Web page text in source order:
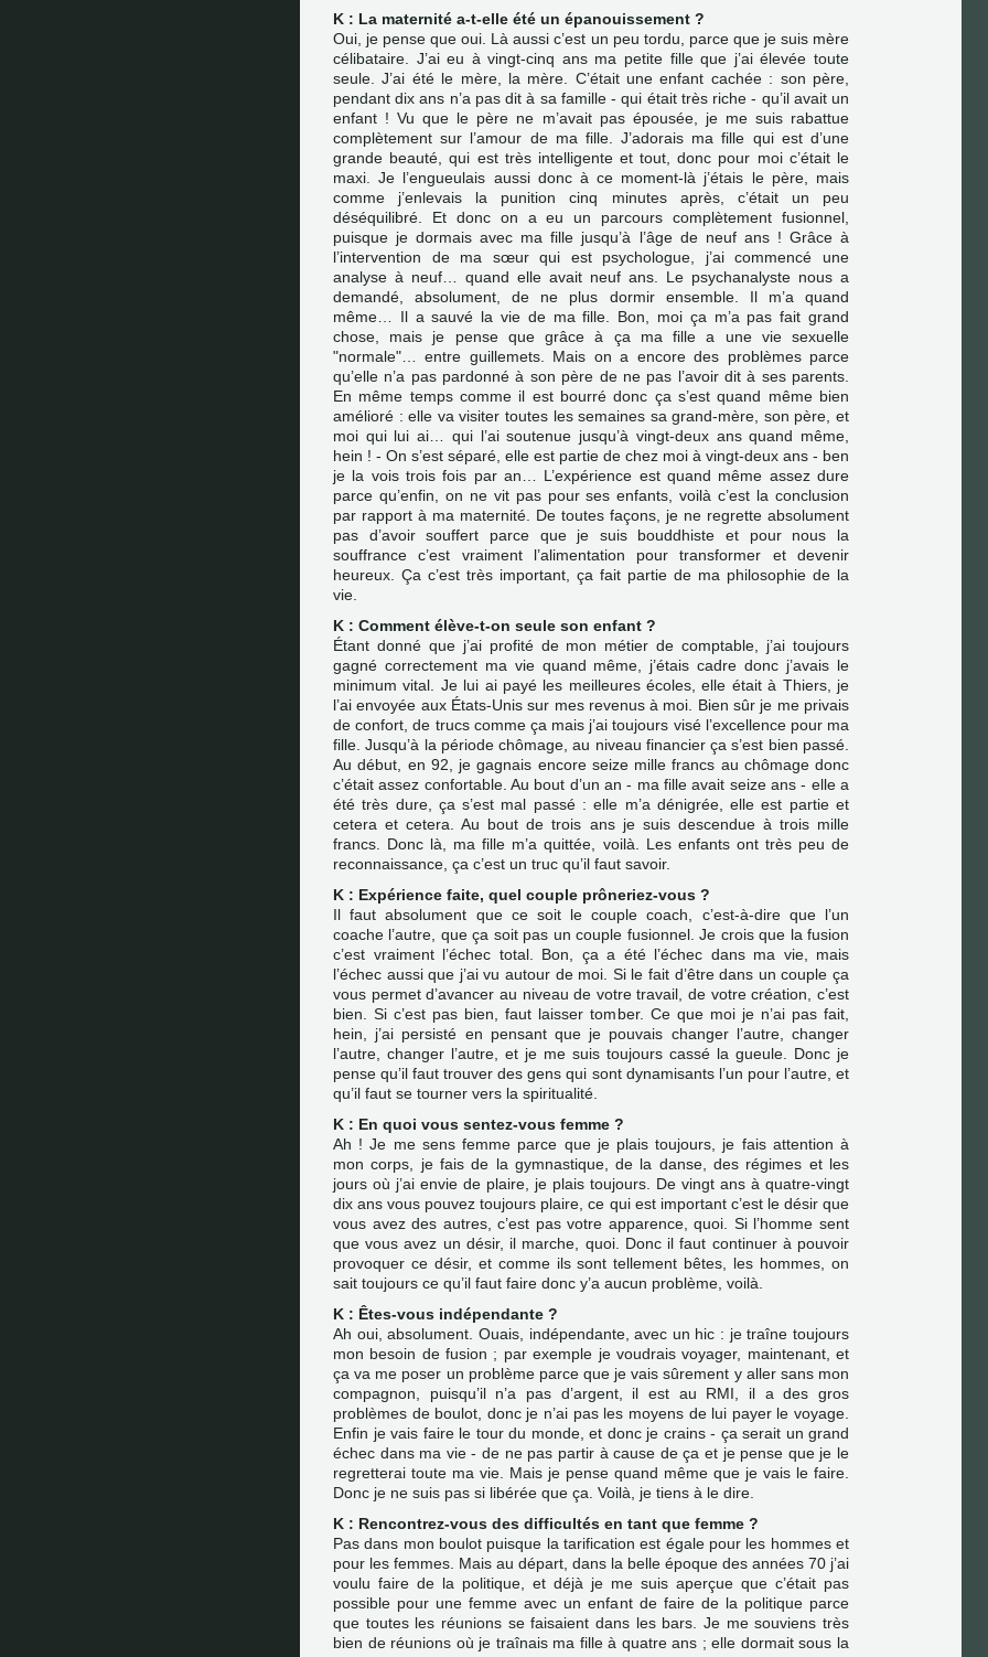
K : La maternité a-t-elle été un épanouissement ?
Oui, je pense que oui. Là aussi c’est un peu tordu, parce que je suis mère
célibataire. J’ai eu à vingt-cinq ans ma petite fille que j’ai élevée toute
seule. J’ai été le mère, la mère. C’était une enfant cachée : son père,
pendant dix ans n’a pas dit à sa famille - qui était très riche - qu’il avait un
enfant ! Vu que le père ne m’avait pas épousée, je me suis rabattue
complètement sur l’amour de ma fille. J’adorais ma fille qui est d’une
grande beauté, qui est très intelligente et tout, donc pour moi c’était le
maxi. Je l’engueulais aussi donc à ce moment-là j’étais le père, mais
comme j’enlevais la punition cinq minutes après, c’était un peu
déséquilibré. Et donc on a eu un parcours complètement fusionnel,
puisque je dormais avec ma fille jusqu’à l’âge de neuf ans ! Grâce à
l’intervention de ma sœur qui est psychologue, j’ai commencé une
analyse à neuf… quand elle avait neuf ans. Le psychanalyste nous a
demandé, absolument, de ne plus dormir ensemble. Il m’a quand
même… Il a sauvé la vie de ma fille. Bon, moi ça m’a pas fait grand
chose, mais je pense que grâce à ça ma fille a une vie sexuelle
"normale"… entre guillemets. Mais on a encore des problèmes parce
qu’elle n’a pas pardonné à son père de ne pas l’avoir dit à ses parents.
En même temps comme il est bourré donc ça s’est quand même bien
amélioré : elle va visiter toutes les semaines sa grand-mère, son père, et
moi qui lui ai… qui l’ai soutenue jusqu’à vingt-deux ans quand même,
hein ! - On s’est séparé, elle est partie de chez moi à vingt-deux ans - ben
je la vois trois fois par an… L’expérience est quand même assez dure
parce qu’enfin, on ne vit pas pour ses enfants, voilà c’est la conclusion
par rapport à ma maternité. De toutes façons, je ne regrette absolument
pas d’avoir souffert parce que je suis bouddhiste et pour nous la
souffrance c’est vraiment l’alimentation pour transformer et devenir
heureux. Ça c’est très important, ça fait partie de ma philosophie de la
vie.
K : Comment élève-t-on seule son enfant ?
Étant donné que j’ai profité de mon métier de comptable, j’ai toujours
gagné correctement ma vie quand même, j’étais cadre donc j’avais le
minimum vital. Je lui ai payé les meilleures écoles, elle était à Thiers, je
l’ai envoyée aux États-Unis sur mes revenus à moi. Bien sûr je me privais
de confort, de trucs comme ça mais j’ai toujours visé l’excellence pour ma
fille. Jusqu’à la période chômage, au niveau financier ça s’est bien passé.
Au début, en 92, je gagnais encore seize mille francs au chômage donc
c’était assez confortable. Au bout d’un an - ma fille avait seize ans - elle a
été très dure, ça s’est mal passé : elle m’a dénigrée, elle est partie et
cetera et cetera. Au bout de trois ans je suis descendue à trois mille
francs. Donc là, ma fille m’a quittée, voilà. Les enfants ont très peu de
reconnaissance, ça c’est un truc qu’il faut savoir.
K : Expérience faite, quel couple prôneriez-vous ?
Il faut absolument que ce soit le couple coach, c’est-à-dire que l’un
coache l’autre, que ça soit pas un couple fusionnel. Je crois que la fusion
c’est vraiment l’échec total. Bon, ça a été l’échec dans ma vie, mais
l’échec aussi que j’ai vu autour de moi. Si le fait d’être dans un couple ça
vous permet d’avancer au niveau de votre travail, de votre création, c’est
bien. Si c’est pas bien, faut laisser tomber. Ce que moi je n’ai pas fait,
hein, j’ai persisté en pensant que je pouvais changer l’autre, changer
l’autre, changer l’autre, et je me suis toujours cassé la gueule. Donc je
pense qu’il faut trouver des gens qui sont dynamisants l’un pour l’autre, et
qu’il faut se tourner vers la spiritualité.
K : En quoi vous sentez-vous femme ?
Ah ! Je me sens femme parce que je plais toujours, je fais attention à
mon corps, je fais de la gymnastique, de la danse, des régimes et les
jours où j’ai envie de plaire, je plais toujours. De vingt ans à quatre-vingt
dix ans vous pouvez toujours plaire, ce qui est important c’est le désir que
vous avez des autres, c’est pas votre apparence, quoi. Si l’homme sent
que vous avez un désir, il marche, quoi. Donc il faut continuer à pouvoir
provoquer ce désir, et comme ils sont tellement bêtes, les hommes, on
sait toujours ce qu’il faut faire donc y’a aucun problème, voilà.
K : Êtes-vous indépendante ?
Ah oui, absolument. Ouais, indépendante, avec un hic : je traîne toujours
mon besoin de fusion ; par exemple je voudrais voyager, maintenant, et
ça va me poser un problème parce que je vais sûrement y aller sans mon
compagnon, puisqu’il n’a pas d’argent, il est au RMI, il a des gros
problèmes de boulot, donc je n’ai pas les moyens de lui payer le voyage.
Enfin je vais faire le tour du monde, et donc je crains - ça serait un grand
échec dans ma vie - de ne pas partir à cause de ça et je pense que je le
regretterai toute ma vie. Mais je pense quand même que je vais le faire.
Donc je ne suis pas si libérée que ça. Voilà, je tiens à le dire.
K : Rencontrez-vous des difficultés en tant que femme ?
Pas dans mon boulot puisque la tarification est égale pour les hommes et
pour les femmes. Mais au départ, dans la belle époque des années 70 j’ai
voulu faire de la politique, et déjà je me suis aperçue que c’était pas
possible pour une femme avec un enfant de faire de la politique parce
que toutes les réunions se faisaient dans les bars. Je me souviens très
bien de réunions où je traînais ma fille à quatre ans ; elle dormait sous la